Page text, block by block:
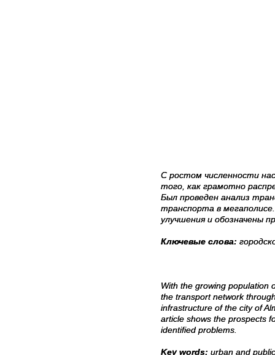
С ростом численности
того, как грамотно
Был проведен анализ
транспорта в
улучшения и обозначены
Ключевые слова:
With the growing population
the transport network
infrastructure of the city of
article shows the prospects
identified problems.
Key words: urban and